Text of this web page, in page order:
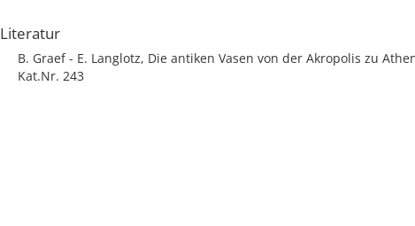
Literatur
B. Graef - E. Langlotz, Die antiken Vasen von der Akropolis zu
Kat.Nr. 243